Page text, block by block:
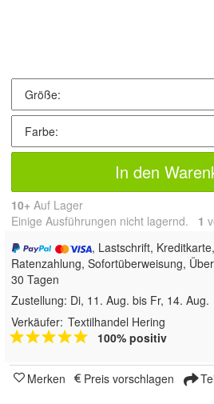
In den
10+ Auf Lager
Einige Ausführungen nicht lagernd. 1
, Lastschrift,
Ratenzahlung, Sofortüberweisung,
30 Tagen
Zustellung: Di, 11. Aug. bis Fr, 14. Aug.
Verkäufer: Textilhandel Hering
100% positiv
Merken Preis vorschlagen